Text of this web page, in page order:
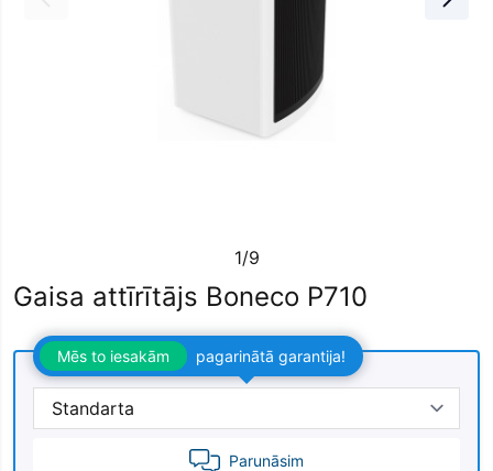
1/9
Gaisa attīrītājs Boneco P710
Mēs to iesakām pagarinātā garantija!
Parunāsim